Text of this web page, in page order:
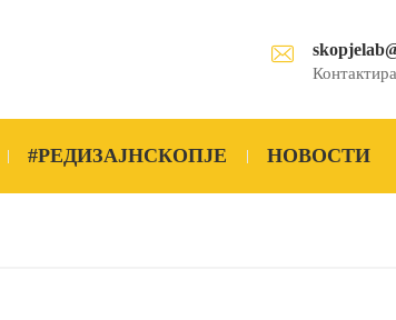
#РЕДИЗАЈНСКОПЈЕ НОВОСТИ